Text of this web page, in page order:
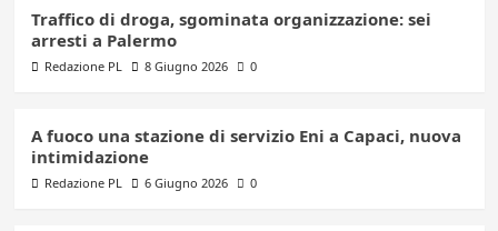
Traffico di droga, sgominata organizzazione: sei
arresti a Palermo
Redazione PL 8 Giugno 2026 0
A fuoco una stazione di servizio Eni a Capaci, nuova
intimidazione
Redazione PL 6 Giugno 2026 0